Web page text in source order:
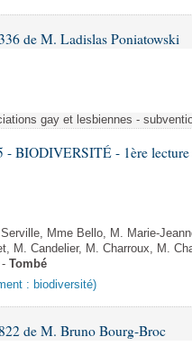
de M. Ladislas Poniatowski
gay et lesbiennes -
- BIODIVERSITÉ - 1ère lecture
Mme Bello, M. Marie-
M. Candelier, M. Charroux, M.
Tombé
: biodiversité)
de M. Bruno Bourg-Broc